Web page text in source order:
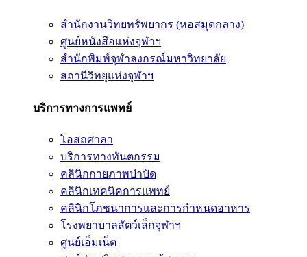
สำนักงานวิทยทรัพยากร (หอสมุดกลาง)
ศูนย์หนังสือแห่งจุฬาฯ
สำนักพิมพ์จุฬาลงกรณ์มหาวิทยาลัย
สถานีวิทยุแห่งจุฬาฯ
บริการทางการแพทย์
โอสถศาลา
บริการทางทันตกรรม
คลินิกกายภาพบำบัด
คลินิกเทคนิคการแพทย์
คลินิกโภชนาการและการกำหนดอาหาร
โรงพยาบาลสัตว์เล็กจุฬาฯ
ศูนย์เอ็มเน็ต